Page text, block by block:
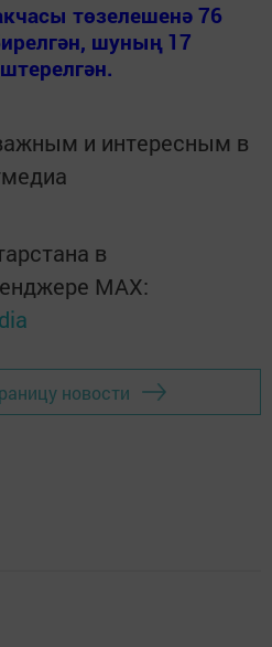
төзелешенә 76
шуның 17
и интересным в
в
MАХ:
новости